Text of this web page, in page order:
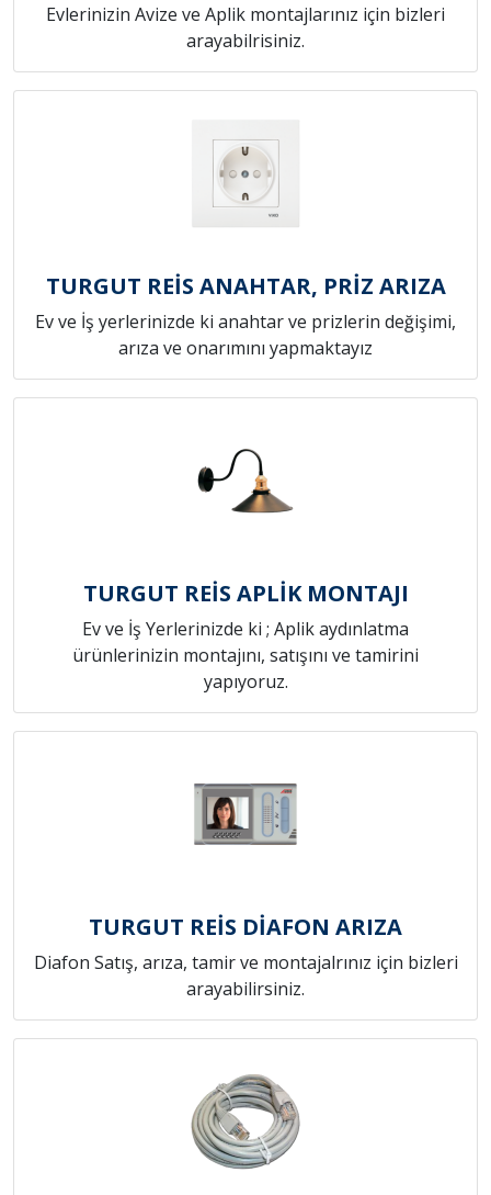
Evlerinizin Avize ve Aplik montajlarınız için bizleri
arayabilrisiniz.
TURGUT REİS ANAHTAR, PRİZ ARIZA
Ev ve İş yerlerinizde ki anahtar ve prizlerin değişimi,
arıza ve onarımını yapmaktayız
TURGUT REİS APLİK MONTAJI
Ev ve İş Yerlerinizde ki ; Aplik aydınlatma
ürünlerinizin montajını, satışını ve tamirini
yapıyoruz.
TURGUT REİS DİAFON ARIZA
Diafon Satış, arıza, tamir ve montajalrınız için bizleri
arayabilirsiniz.